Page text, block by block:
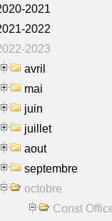
2021
2022
2023
avril
mai
juin
juillet
aout
septembre
octobre
Const